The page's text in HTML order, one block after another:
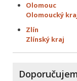
Olomouc
Olomoucký
Zlín
Zlínský kraj